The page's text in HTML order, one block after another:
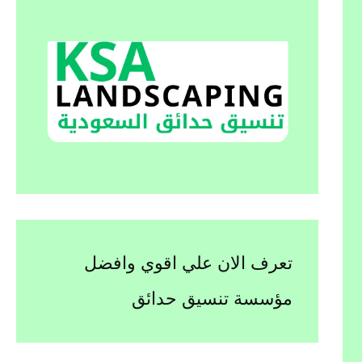
تعرف الان علي اقوي وافضل
مؤسسة تنسيق حدائق